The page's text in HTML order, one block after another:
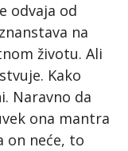
odvaja od
na
životu. Ali
Kako
Naravno da
ona mantra
on neće, to